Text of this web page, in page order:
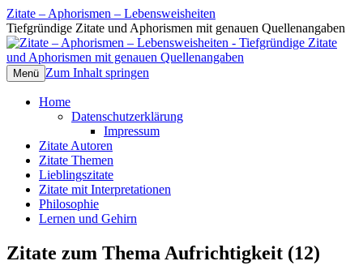
Zitate – Aphorismen – Lebensweisheiten
Tiefgründige Zitate und Aphorismen mit genauen Quellenangaben
Menü Zum Inhalt springen
Home
Datenschutzerklärung
Impressum
Zitate Autoren
Zitate Themen
Lieblingszitate
Zitate mit Interpretationen
Philosophie
Lernen und Gehirn
Zitate zum Thema Aufrichtigkeit (12)